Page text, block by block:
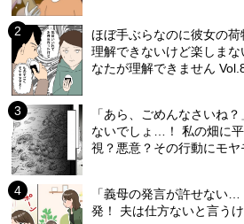
ほぼ手ぶらなのに彼女の
理解できないけど楽しま
なたが理解できません Vol.8
「あら、ごめんなさいね
ないでしょ…！ 私の畑に
視？悪意？その行動にモ
「義母の発言が許せない
発！ 夫は仕方ないと言う